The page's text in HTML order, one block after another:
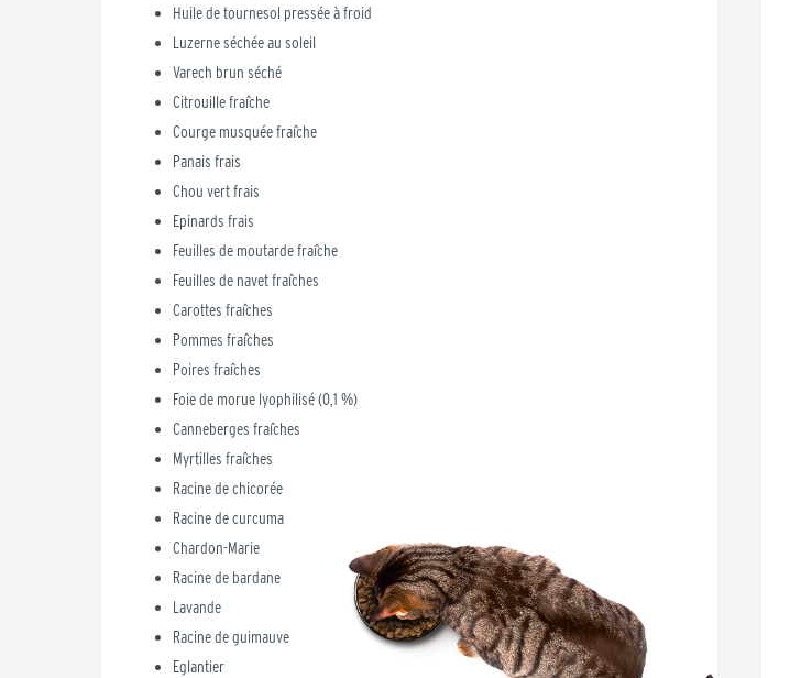
Huile de tournesol pressée à froid
Luzerne séchée au soleil
Varech brun séché
Citrouille fraîche
Courge musquée fraîche
Panais frais
Chou vert frais
Epinards frais
Feuilles de moutarde fraîche
Feuilles de navet fraîches
Carottes fraîches
Pommes fraîches
Poires fraîches
Foie de morue lyophilisé (0,1 %)
Canneberges fraîches
Myrtilles fraîches
Racine de chicorée
Racine de curcuma
Chardon-Marie
Racine de bardane
Lavande
Racine de guimauve
Eglantier